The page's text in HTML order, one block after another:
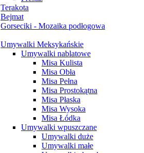
Terakota
Bejmat
Gorseciki - Mozaika podłogowa
Umywalki Meksykańskie
Umywalki nablatowe
Misa Kulista
Misa Obła
Misa Pełna
Misa Prostokątna
Misa Płaska
Misa Wysoka
Misa Łódka
Umywalki wpuszczane
Umywalki duże
Umywalki małe